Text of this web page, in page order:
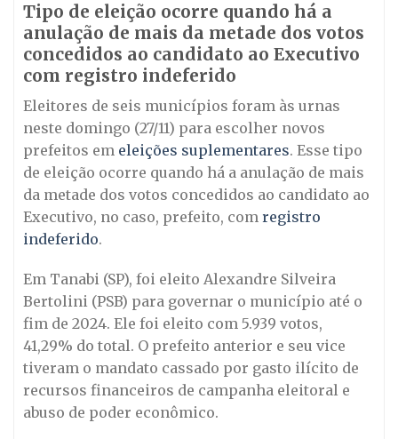
Tipo de eleição ocorre quando há a
anulação de mais da metade dos votos
concedidos ao candidato ao Executivo
com registro indeferido
Eleitores de seis municípios foram às urnas
neste domingo (27/11) para escolher novos
prefeitos em eleições suplementares. Esse tipo
de eleição ocorre quando há a anulação de mais
da metade dos votos concedidos ao candidato ao
Executivo, no caso, prefeito, com registro
indeferido.
Em Tanabi (SP), foi eleito Alexandre Silveira
Bertolini (PSB) para governar o município até o
fim de 2024. Ele foi eleito com 5.939 votos,
41,29% do total. O prefeito anterior e seu vice
tiveram o mandato cassado por gasto ilícito de
recursos financeiros de campanha eleitoral e
abuso de poder econômico.